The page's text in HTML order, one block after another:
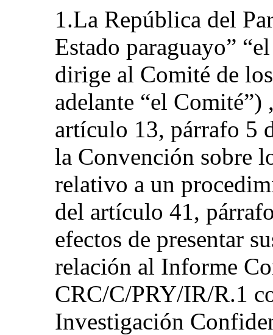
1.La República del
Estado paraguayo”
dirige al Comité de
adelante “el
artículo 13, párrafo 5
la Convención sobre
relativo a un
del artículo 41,
efectos de presentar
relación al Informe
CRC/C/PRY/IR/R.1
Investigación